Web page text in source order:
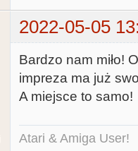
2022-05-05
Bardzo nam miło!
impreza ma już
A miejsce to samo!
Atari & Amiga User!